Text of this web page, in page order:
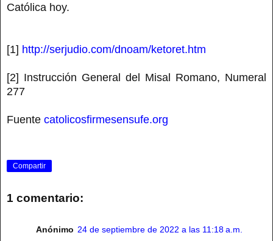
Católica hoy.
[1] http://serjudio.com/dnoam/ketoret.htm
[2] Instrucción General del Misal Romano, Numeral
277
Fuente catolicosfirmesensufe.org
Compartir
1 comentario:
Anónimo 24 de septiembre de 2022 a las 11:18 a.m.